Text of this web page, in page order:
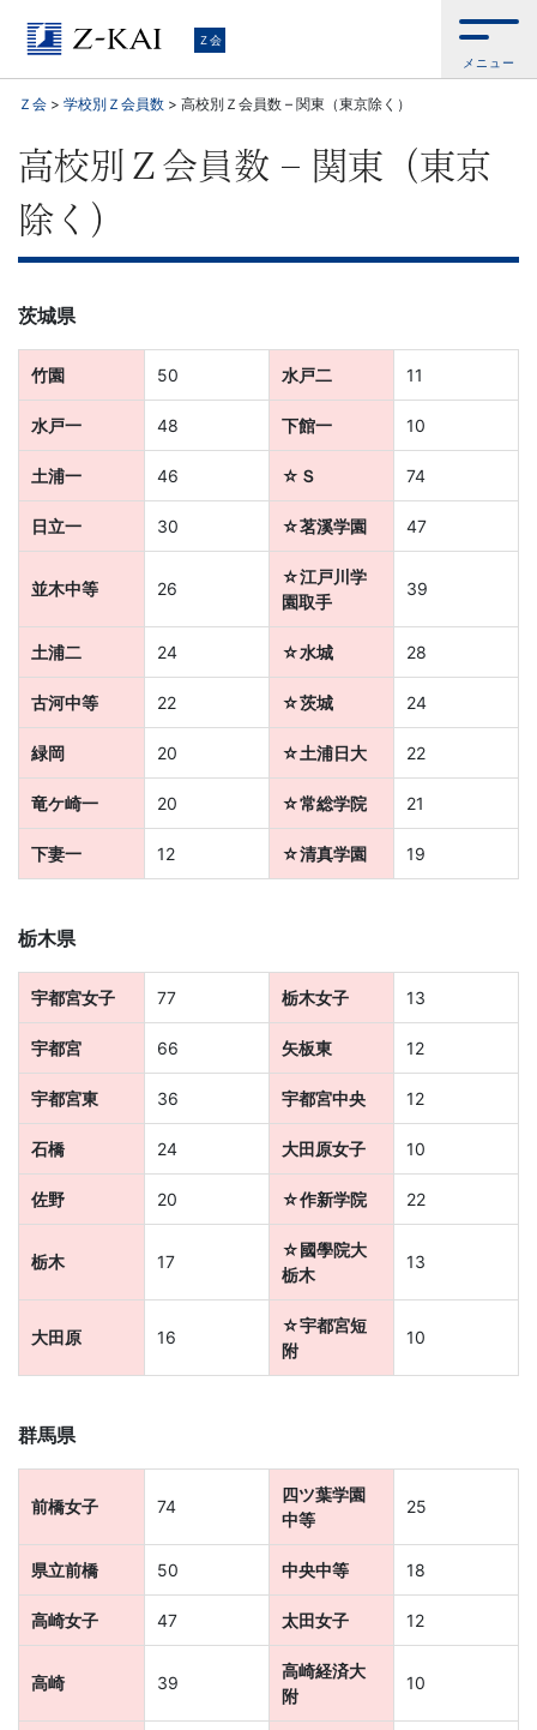
Ｚ
会
【公
式
サ
イ
ト】
自
ら
学
ぶ
こ
と
は、
や
が
て、
学
力
以
上
の
差
を
け
る。
幼
児
～
Ｚ会
メニュー
Ｚ会 > 学校別Ｚ会員数 > 高校別Ｚ会員数 – 関東（東京除く）
高校別Ｚ会員数 – 関東（東京
除く）
茨城県
竹園 50 水戸二 11
水戸一 48 下館一 10
土浦一 46 ☆Ｓ 74
日立一 30 ☆茗溪学園 47
並木中等 26
☆江戸川学
園取手
39
土浦二 24 ☆水城 28
古河中等 22 ☆茨城 24
緑岡 20 ☆土浦日大 22
竜ケ崎一 20 ☆常総学院 21
下妻一 12 ☆清真学園 19
栃木県
宇都宮女子 77 栃木女子 13
宇都宮 66 矢板東 12
宇都宮東 36 宇都宮中央 12
石橋 24 大田原女子 10
佐野 20 ☆作新学院 22
栃木 17
☆國學院大
栃木
13
大田原 16
☆宇都宮短
附
10
群馬県
前橋女子 74
四ツ葉学園
中等
25
県立前橋 50 中央中等 18
高崎女子 47 太田女子 12
高崎 39
高崎経済大
附
10